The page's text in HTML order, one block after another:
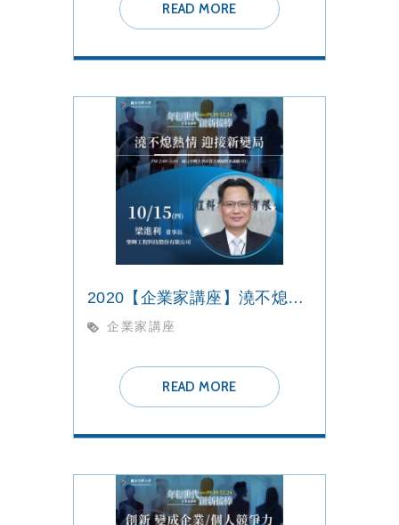
READ MORE
2020【企業家講座】澆不熄熱情 迎接新變局
企業家講座
READ MORE